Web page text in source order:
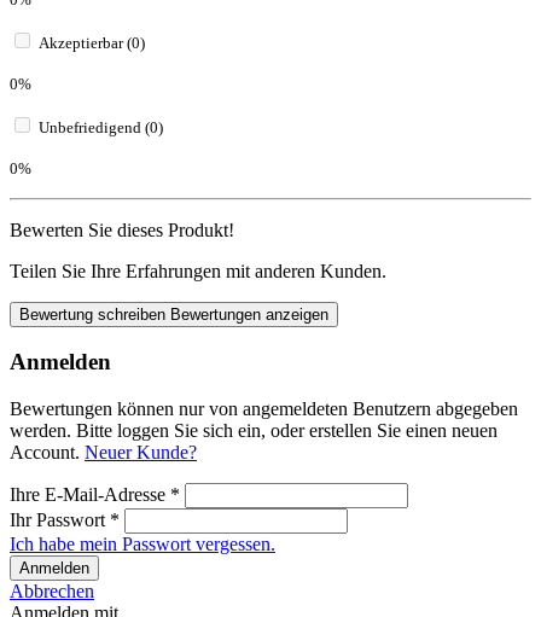
Akzeptierbar (0)
0%
Unbefriedigend (0)
0%
Bewerten Sie dieses Produkt!
Teilen Sie Ihre Erfahrungen mit anderen Kunden.
Bewertung schreiben Bewertungen anzeigen
Anmelden
Bewertungen können nur von angemeldeten Benutzern abgegeben
werden. Bitte loggen Sie sich ein, oder erstellen Sie einen neuen
Account. Neuer Kunde?
Ihre E-Mail-Adresse *
Ihr Passwort *
Ich habe mein Passwort vergessen.
Anmelden
Abbrechen